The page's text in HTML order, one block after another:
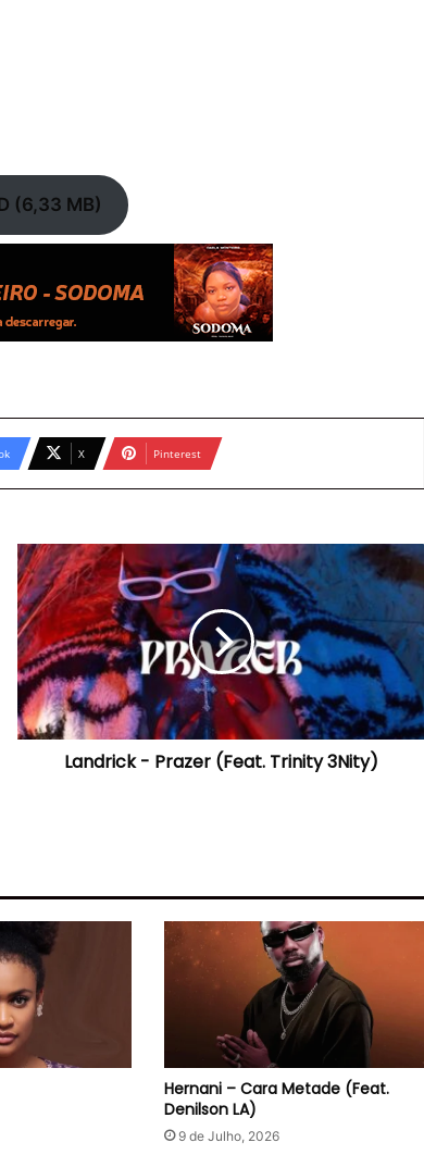
(6,33 MB)
X Pinterest
Landrick
-
Prazer
(Feat.
Trinity
3Nity)
Landrick - Prazer (Feat. Trinity 3Nity)
Hernani – Cara Metade (Feat.
Denilson LA)
9 de Julho, 2026